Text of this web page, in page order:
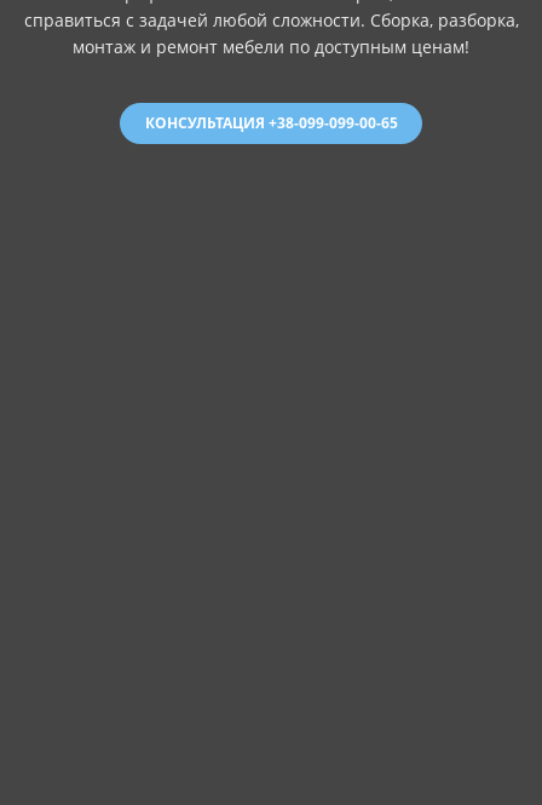
справиться с задачей любой сложности. Сборка, разборка,
монтаж и ремонт мебели по доступным ценам!
КОНСУЛЬТАЦИЯ +38-099-099-00-65